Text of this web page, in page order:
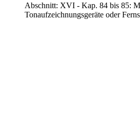
Abschnitt: XVI - Kap. 84 bis 85:
Tonaufzeichnungsgeräte oder